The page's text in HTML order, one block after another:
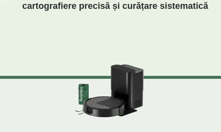
cartografiere precisă și curățare sistematică